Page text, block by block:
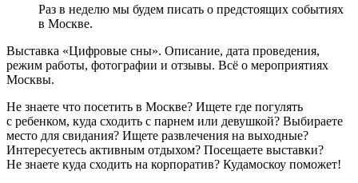
Раз в неделю мы будем писать о предстоящих событиях
в Москве.
Выставка «Цифровые сны». Описание, дата проведения,
режим работы, фотографии и отзывы. Всё о мероприятиях
Москвы.
Не знаете что посетить в Москве? Ищете где погулять
с ребенком, куда сходить с парнем или девушкой? Выбираете
место для свидания? Ищете развлечения на выходные?
Интересуетесь активным отдыхом? Посещаете выставки?
Не знаете куда сходить на корпоратив? Кудамоскоу поможет!